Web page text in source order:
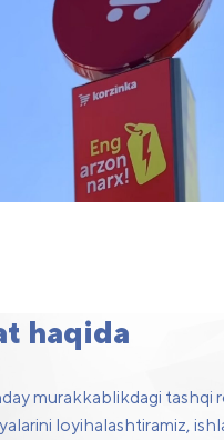
haqida
murakkablikdagi tashqi
loyihalashtiramiz,